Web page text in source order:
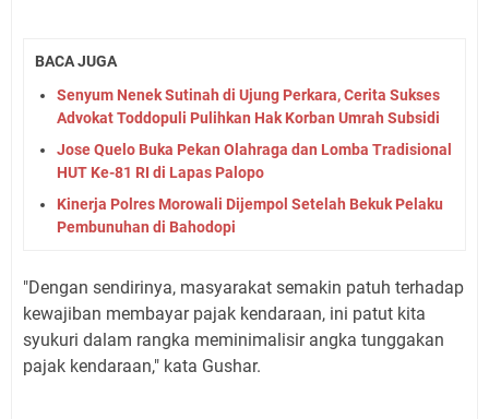
BACA JUGA
Senyum Nenek Sutinah di Ujung Perkara, Cerita Sukses
Advokat Toddopuli Pulihkan Hak Korban Umrah Subsidi
Jose Quelo Buka Pekan Olahraga dan Lomba Tradisional
HUT Ke-81 RI di Lapas Palopo
Kinerja Polres Morowali Dijempol Setelah Bekuk Pelaku
Pembunuhan di Bahodopi
"Dengan sendirinya, masyarakat semakin patuh terhadap
kewajiban membayar pajak kendaraan, ini patut kita
syukuri dalam rangka meminimalisir angka tunggakan
pajak kendaraan," kata Gushar.